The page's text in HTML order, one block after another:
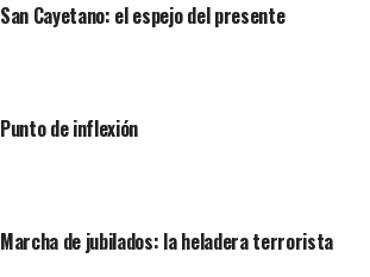
San Cayetano: el espejo del presente
Punto de inflexión
Marcha de jubilados: la heladera terrorista